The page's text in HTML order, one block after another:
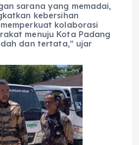
sarana yang memadai,
kebersihan
kolaborasi
menuju Kota Padang
dan tertata,” ujar